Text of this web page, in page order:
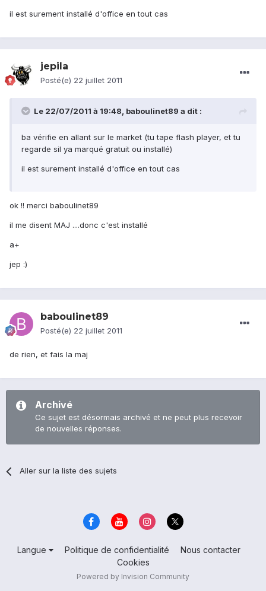
il est surement installé d'office en tout cas
jepila
Posté(e) 22 juillet 2011
Le 22/07/2011 à 19:48, baboulinet89 a dit :
ba vérifie en allant sur le market (tu tape flash player, et tu
regarde sil ya marqué gratuit ou installé)
il est surement installé d'office en tout cas
ok !! merci baboulinet89
il me disent MAJ ....donc c'est installé
a+
jep :)
baboulinet89
Posté(e) 22 juillet 2011
de rien, et fais la maj
Archivé
Ce sujet est désormais archivé et ne peut plus recevoir
de nouvelles réponses.
Aller sur la liste des sujets
Langue Politique de confidentialité
Nous contacter
Cookies
Powered by Invision Community